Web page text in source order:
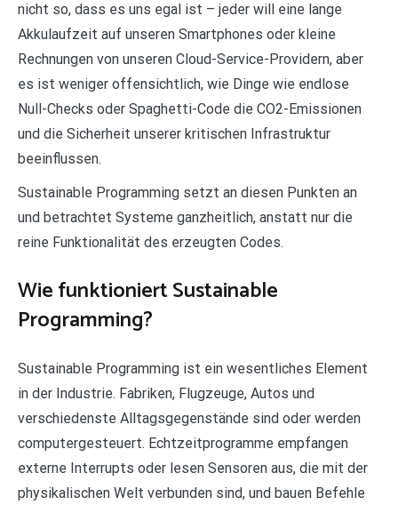
nicht so, dass es uns egal ist – jeder will eine lange
Akkulaufzeit auf unseren Smartphones oder kleine
Rechnungen von unseren Cloud-Service-Providern, aber
es ist weniger offensichtlich, wie Dinge wie endlose
Null-Checks oder Spaghetti-Code die CO2-Emissionen
und die Sicherheit unserer kritischen Infrastruktur
beeinflussen.
Sustainable Programming setzt an diesen Punkten an
und betrachtet Systeme ganzheitlich, anstatt nur die
reine Funktionalität des erzeugten Codes.
Wie funktioniert Sustainable
Programming?
Sustainable Programming ist ein wesentliches Element
in der Industrie. Fabriken, Flugzeuge, Autos und
verschiedenste Alltagsgegenstände sind oder werden
computergesteuert. Echtzeitprogramme empfangen
externe Interrupts oder lesen Sensoren aus, die mit der
physikalischen Welt verbunden sind, und bauen Befehle